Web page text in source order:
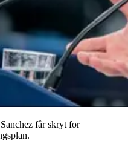
får skryt for